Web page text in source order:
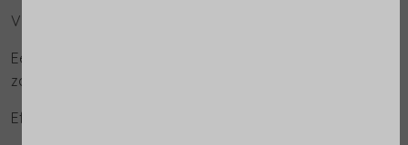
Verhelderend en hydraterend concentraat.
Een hydraterend concentraat die de huid voller,
zachter en stralender maakt.
Effectiviteitstest